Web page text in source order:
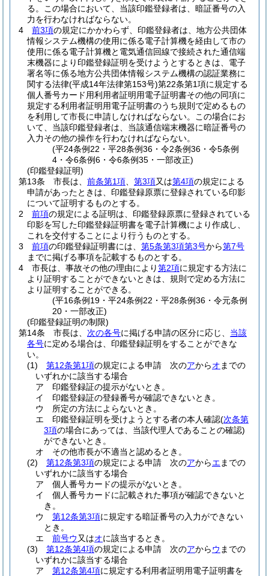
る。
この場合において、当該印鑑登録者は、暗証番号の入
力を行わなければならない。
4
前3項の規定にかかわらず、印鑑登録者は、地方公共団体
情報システム機構の使用に係る電子計算機を経由して市の
使用に係る電子計算機と電気通信回線で接続された通信端
末機器により印鑑登録証明を受けようとするときは、電子
署名等に係る地方公共団体情報システム機構の認証業務に
関する法律(平成14年法律第153号)第22条第1項に規定する
個人番号カード用利用者証明用電子証明書その他の同項に
規定する利用者証明用電子証明書のうち規則で定めるもの
を利用して市長に申請しなければならない。
この場合にお
いて、当該印鑑登録者は、当該通信端末機器に暗証番号の
入力その他の操作を行わなければならない。
(平24条例22・平28条例36・令2条例36・令5条例
4・令6条例6・令6条例35・一部改正)
(印鑑登録証明)
第13条
市長は、 前条第1項 第3項又は第4項の規定による
申請があったときは、印鑑登録原票に登録されている印影
について証明するものとする。
2
前項の規定による証明は、印鑑登録原票に登録されている
印影を写した印鑑登録証明書を電子計算機により作成し、
これを交付することにより行うものとする。
3
前項の印鑑登録証明書には、 第5条第3項第3号から第7号
までに掲げる事項を記載するものとする。
4
市長は、事故その他の理由により第2項に規定する方法に
より証明することができないときは、規則で定める方法に
より証明することができる。
(平16条例19・平24条例22・平28条例36・令元条例
20・一部改正)
(印鑑登録証明の制限)
第14条
市長は、 次の各号に掲げる申請の区分に応じ、 当該
各号に定める場合は、印鑑登録証明をすることができな
い。
(1)
第12条第1項の規定による申請 次のアからオ までの
いずれかに該当する場合
ア
印鑑登録証の提示がないとき。
イ
印鑑登録証の登録番号が確認できないとき。
ウ
所定の方法によらないとき。
エ
印鑑登録証明を受けようとする者の本人確認(次条第
3項の場合にあっては、当該代理人であることの確認)
ができないとき。
オ
その他市長が不適当と認めるとき。
(2)
第12条第3項の規定による申請 次のアからエ までの
いずれかに該当する場合
ア
個人番号カードの提示がないとき。
イ
個人番号カードに記載された事項が確認できないと
き。
ウ
第12条第3項に規定する暗証番号の入力ができない
とき。
エ
前号ウ 又はオに該当するとき。
(3)
第12条第4項の規定による申請 次のアからウ までの
いずれかに該当する場合
ア
第12条第4項に規定する利用者証明用電子証明書を